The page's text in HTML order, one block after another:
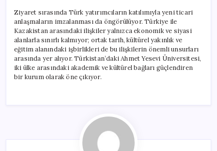
Ziyaret sırasında Türk yatırımcıların katılımıyla yeni ticari
anlaşmaların imzalanması da öngörülüyor. Türkiye ile
Kazakistan arasındaki ilişkiler yalnızca ekonomik ve siyasi
alanlarla sınırlı kalmıyor; ortak tarih, kültürel yakınlık ve
eğitim alanındaki işbirlikleri de bu ilişkilerin önemli unsurları
arasında yer alıyor. Türkistan’daki Ahmet Yesevi Üniversitesi,
iki ülke arasındaki akademik ve kültürel bağları güçlendiren
bir kurum olarak öne çıkıyor.